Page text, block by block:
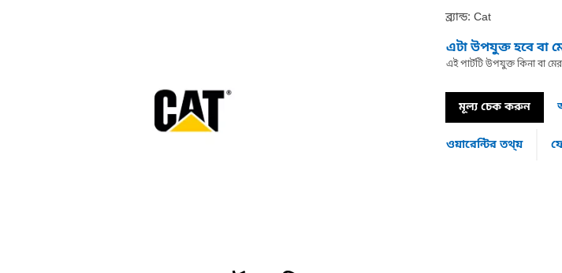
ব্র্যান্ড: Cat
এটা উপযুক্ত হবে বা
এই পার্টটি উপযুক্ত কিনা বা
মূল্য চেক করুন
ওয়ারেন্টির তথ্য়